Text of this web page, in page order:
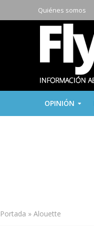
Quiénes somos
OPINIÓN
Portada » Alouette